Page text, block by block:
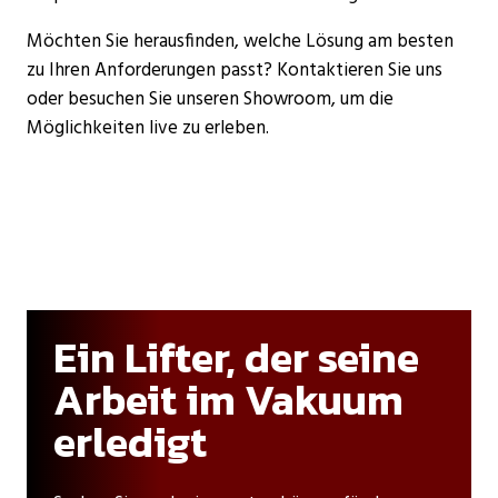
Möchten Sie herausfinden, welche Lösung am besten
zu Ihren Anforderungen passt? Kontaktieren Sie uns
oder besuchen Sie unseren Showroom, um die
Möglichkeiten live zu erleben.
Ein Lifter, der seine
Arbeit im Vakuum
erledigt